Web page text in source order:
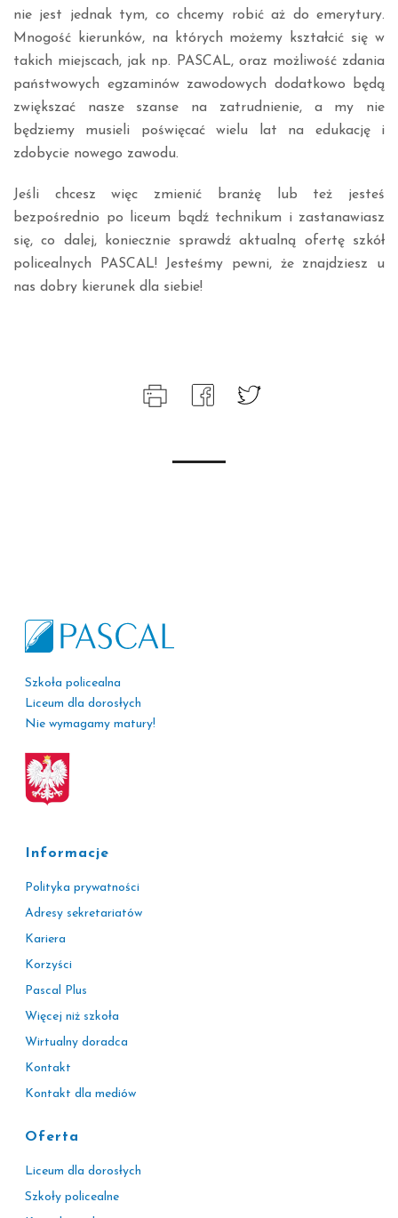
nie jest jednak tym, co chcemy robić aż do emerytury.
Mnogość kierunków, na których możemy kształcić się w
takich miejscach, jak np. PASCAL, oraz możliwość zdania
państwowych egzaminów zawodowych dodatkowo będą
zwiększać nasze szanse na zatrudnienie, a my nie
będziemy musieli poświęcać wielu lat na edukację i
zdobycie nowego zawodu.
Jeśli chcesz więc zmienić branżę lub też jesteś
bezpośrednio po liceum bądź technikum i zastanawiasz
się, co dalej, koniecznie sprawdź aktualną ofertę szkół
policealnych PASCAL! Jesteśmy pewni, że znajdziesz u
nas dobry kierunek dla siebie!
Szkoła policealna
Liceum dla dorosłych
Nie wymagamy matury!
Informacje
Polityka prywatności
Adresy sekretariatów
Kariera
Korzyści
Pascal Plus
Więcej niż szkoła
Wirtualny doradca
Kontakt
Kontakt dla mediów
Oferta
Liceum dla dorosłych
Szkoły policealne